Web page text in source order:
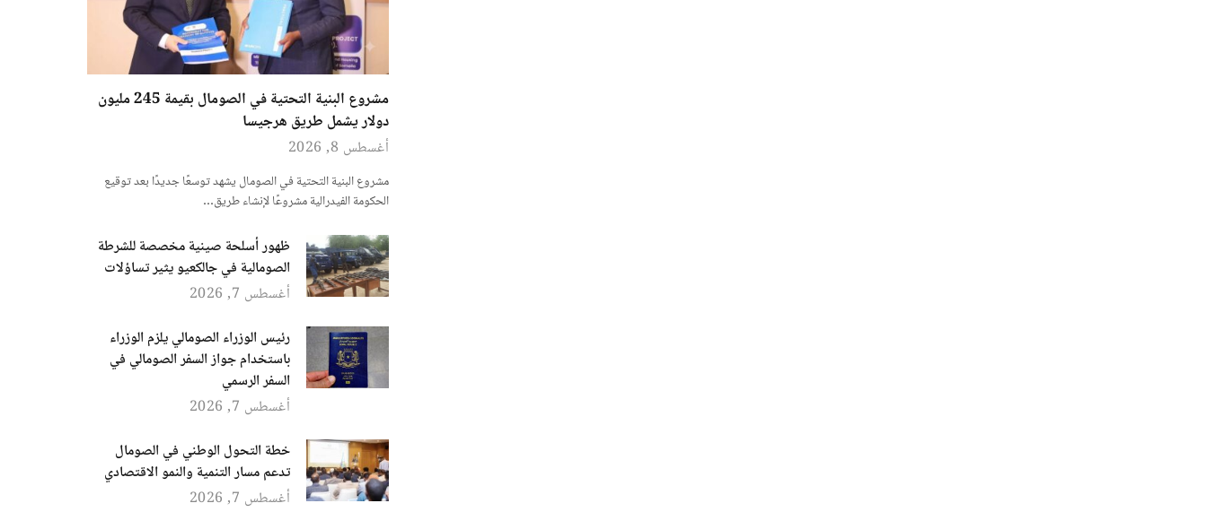
مشروع البنية التحتية في الصومال بقيمة 245 مليون
دولار يشمل طريق هرجيسا
أغسطس 8, 2026
مشروع البنية التحتية في الصومال يشهد توسعًا جديدًا بعد توقيع
الحكومة الفيدرالية مشروعًا لإنشاء طريق…
ظهور أسلحة صينية مخصصة للشرطة
الصومالية في جالكعيو يثير تساؤلات
أغسطس 7, 2026
رئيس الوزراء الصومالي يلزم الوزراء
باستخدام جواز السفر الصومالي في
السفر الرسمي
أغسطس 7, 2026
خطة التحول الوطني في الصومال
تدعم مسار التنمية والنمو الاقتصادي
أغسطس 7, 2026